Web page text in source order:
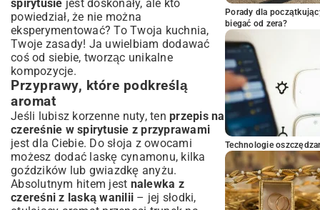
spirytusie jest doskonały, ale kto
powiedział, że nie można
eksperymentować? To Twoja kuchnia,
Twoje zasady! Ja uwielbiam dodawać
coś od siebie, tworząc unikalne
kompozycje.
Przyprawy, które podkreślą
aromat
Jeśli lubisz korzenne nuty, ten przepis na
czereśnie w spirytusie z przyprawami
jest dla Ciebie. Do słoja z owocami
możesz dodać laskę cynamonu, kilka
goździków lub gwiazdkę anyżu.
Absolutnym hitem jest nalewka z
czereśni z laską wanilii – jej słodki,
Porady dla
biegać od zera?
Technologie